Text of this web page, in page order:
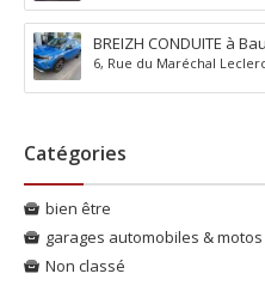
BREIZH CONDUITE à
6, Rue du Maréchal
Catégories
bien être
garages automobiles & motos
Non classé